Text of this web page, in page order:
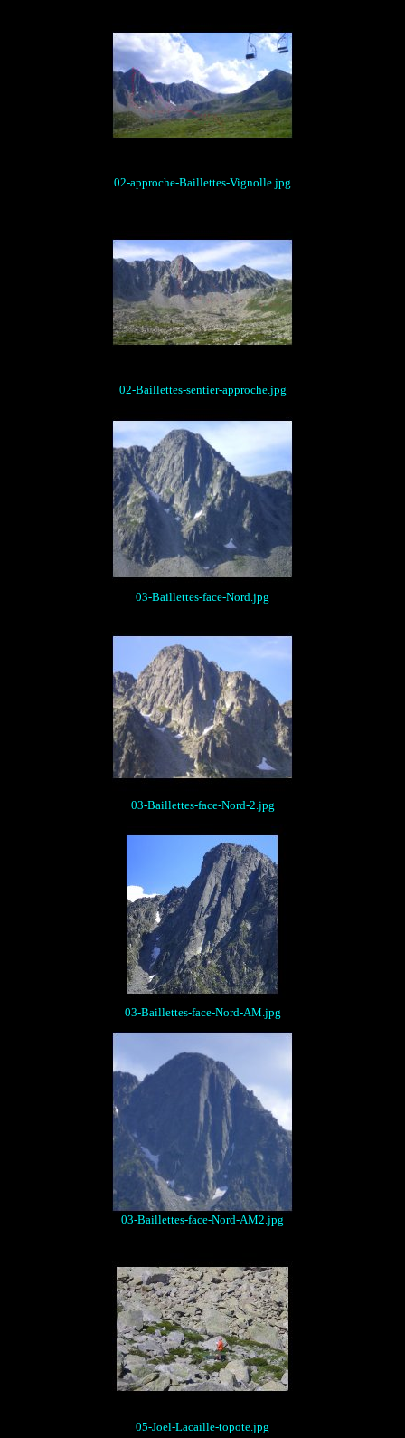
02-approche-Baillettes-Vignolle.jpg
02-Baillettes-sentier-approche.jpg
03-Baillettes-face-Nord.jpg
03-Baillettes-face-Nord-2.jpg
03-Baillettes-face-Nord-AM.jpg
03-Baillettes-face-Nord-AM2.jpg
05-Joel-Lacaille-topote.jpg